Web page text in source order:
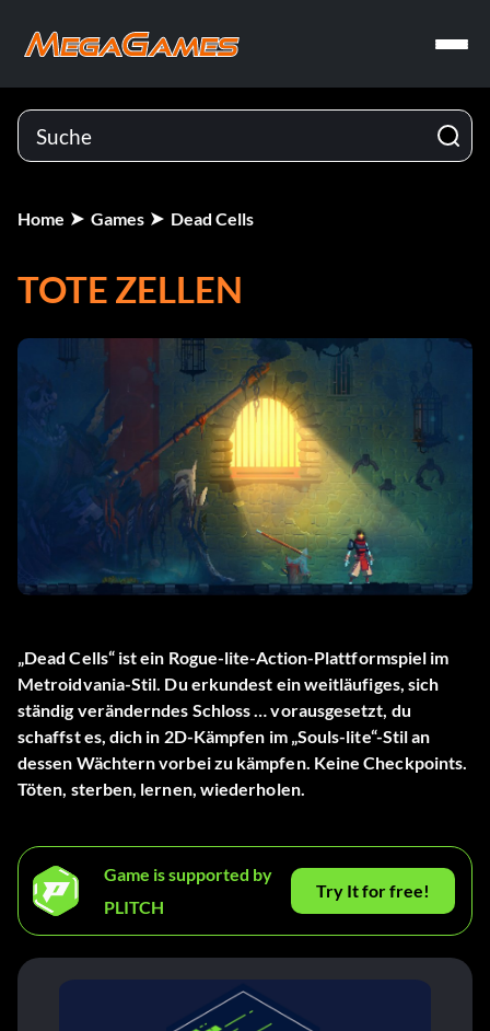
Home Games Dead Cells
TOTE ZELLEN
„Dead Cells“ ist ein Rogue-lite-Action-Plattformspiel im
Metroidvania-Stil. Du erkundest ein weitläufiges, sich
ständig veränderndes Schloss … vorausgesetzt, du
schaffst es, dich in 2D-Kämpfen im „Souls-lite“-Stil an
dessen Wächtern vorbei zu kämpfen. Keine Checkpoints.
Töten, sterben, lernen, wiederholen.
Game is supported by
PLITCH
Try It for free!